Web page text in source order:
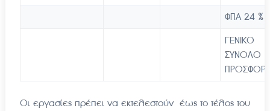
ΦΠΑ 24 %
ΓΕΝΙΚΟ
ΣΥΝΟΛΟ
Οι εργασίες πρέπει να εκτελεστούν έως το τέλος του